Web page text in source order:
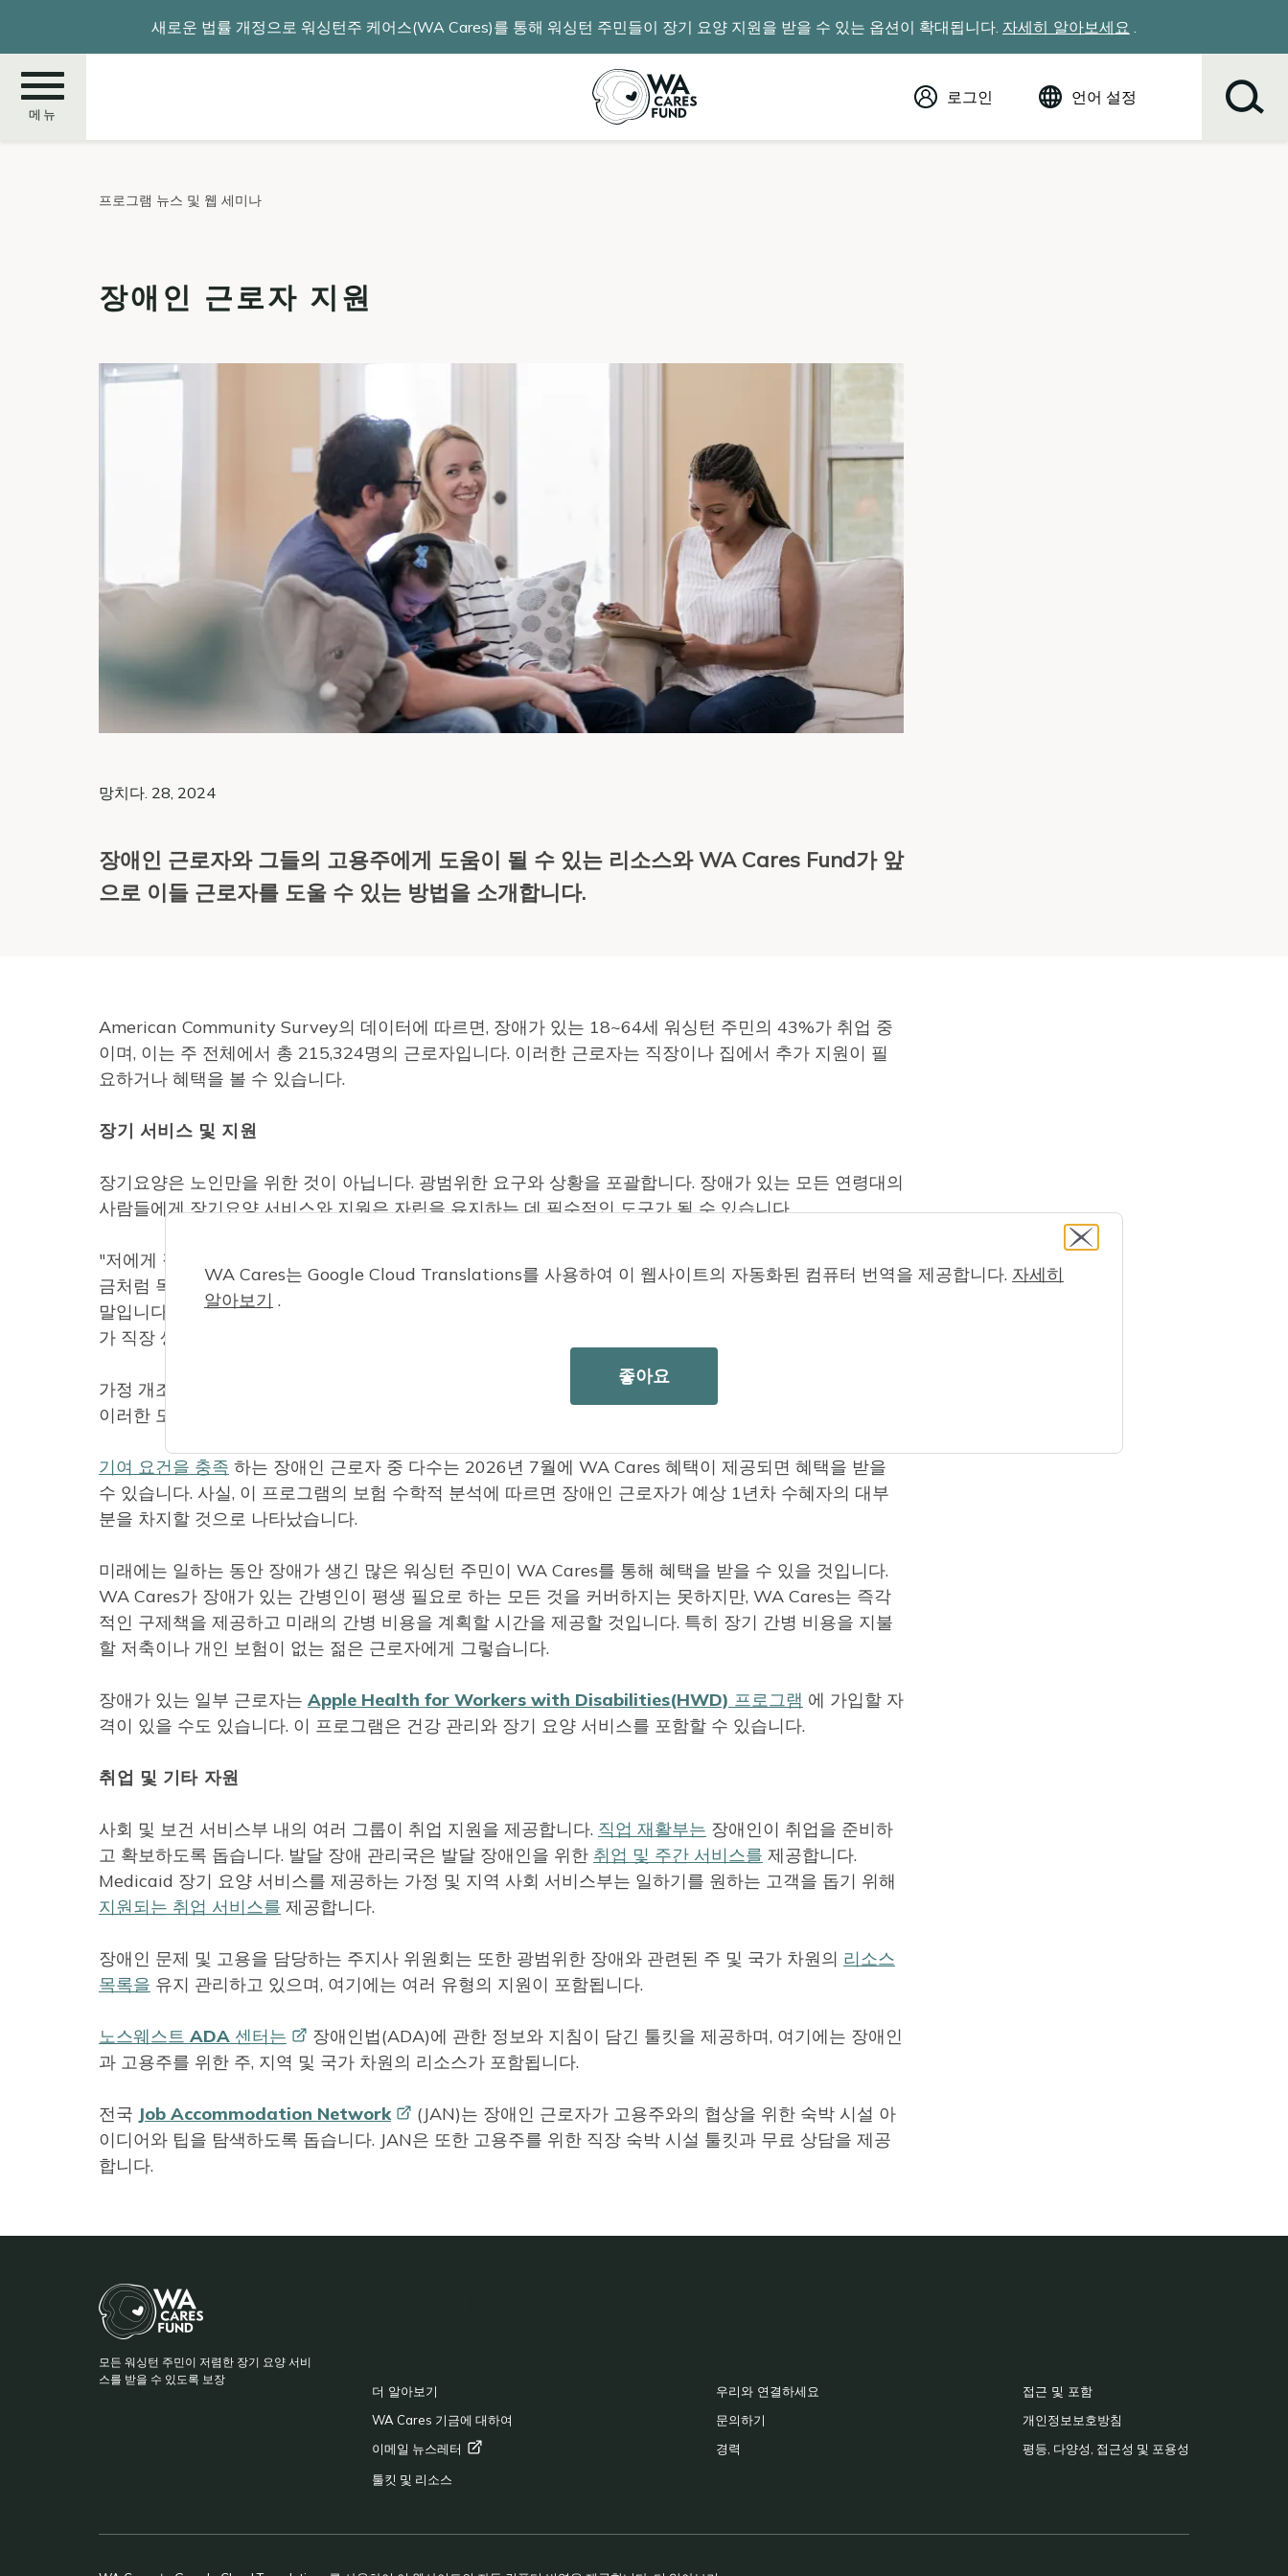
콘
새로운 법률 개정으로 워싱턴주 케어스(WA Cares)를 통해 워싱턴 주민들이 장기 요양 지원을 받을 수 있는 옵션이 확대됩니다. 자세히 알아보세요 .
메뉴
로그인 언어 설정
프로그램 뉴스 및 웹 세미나
장애인 근로자 지원
망치다. 28, 2024
장애인 근로자와 그들의 고용주에게 도움이 될 수 있는 리소스와 WA Cares Fund가 앞
으로 이들 근로자를 도울 수 있는 방법을 소개합니다.
American Community Survey의 데이터에 따르면, 장애가 있는 18~64세 워싱턴 주민의 43%가 취업 중
이며, 이는 주 전체에서 총 215,324명의 근로자입니다. 이러한 근로자는 직장이나 집에서 추가 지원이 필
요하거나 혜택을 볼 수 있습니다.
장기 서비스 및 지원
장기요양은 노인만을 위한 것이 아닙니다. 광범위한 요구와 상황을 포괄합니다. 장애가 있는 모든 연령대의
사람들에게 장기요양 서비스와 지원은 자립을 유지하는 데 필수적인 도구가 될 수 있습니다.
"저에게 장기 요양은 제가 독립적으로 지낼 수 있도록 해주는 추가 지원입니다. 사실, 간병인이 없었다면 지
금처럼 독립적으로 지낼 수 없었을 것 같아요." 척수 손상 후 장애가 된 키티타스 카운티 거주자소이어의
말입니다. 소이어는 샤워, 옷 입기, 약물 관리와 같은 일을 위해 매일 몇 시간씩 간병을 받습니다. 이는 그녀
가 직장 생활을 유지하는 데 도움이 되는 도움입니다.
가정 개조, 운송 및 적응 장비와 같은 다른 지원도 장애가 있는 근로자에게 큰 변화를 가져올 수 있습니다.
이러한 모든
기여 요건을 충족 하는 장애인 근로자 중 다수는 2026년 7월에 WA Cares 혜택이 제공되면 혜택을 받을
수 있습니다. 사실, 이 프로그램의 보험 수학적 분석에 따르면 장애인 근로자가 예상 1년차 수혜자의 대부
분을 차지할 것으로 나타났습니다.
미래에는 일하는 동안 장애가 생긴 많은 워싱턴 주민이 WA Cares를 통해 혜택을 받을 수 있을 것입니다.
WA Cares가 장애가 있는 간병인이 평생 필요로 하는 모든 것을 커버하지는 못하지만, WA Cares는 즉각
적인 구제책을 제공하고 미래의 간병 비용을 계획할 시간을 제공할 것입니다. 특히 장기 간병 비용을 지불
할 저축이나 개인 보험이 없는 젊은 근로자에게 그렇습니다.
장애가 있는 일부 근로자는 Apple Health for Workers with Disabilities(HWD) 프로그램 에 가입할 자
격이 있을 수도 있습니다. 이 프로그램은 건강 관리와 장기 요양 서비스를 포함할 수 있습니다.
취업 및 기타 자원
사회 및 보건 서비스부 내의 여러 그룹이 취업 지원을 제공합니다. 직업 재활부는 장애인이 취업을 준비하
고 확보하도록 돕습니다. 발달 장애 관리국은 발달 장애인을 위한 취업 및 주간 서비스를 제공합니다.
Medicaid 장기 요양 서비스를 제공하는 가정 및 지역 사회 서비스부는 일하기를 원하는 고객을 돕기 위해
지원되는 취업 서비스를 제공합니다.
장애인 문제 및 고용을 담당하는 주지사 위원회는 또한 광범위한 장애와 관련된 주 및 국가 차원의 리소스
목록을 유지 관리하고 있으며, 여기에는 여러 유형의 지원이 포함됩니다.
노스웨스트 ADA 센터는
장애인법(ADA)에 관한 정보와 지침이 담긴 툴킷을 제공하며, 여기에는 장애인
과 고용주를 위한 주, 지역 및 국가 차원의 리소스가 포함됩니다.
전국 Job Accommodation Network
(JAN)는 장애인 근로자가 고용주와의 협상을 위한 숙박 시설 아
이디어와 팁을 탐색하도록 돕습니다. JAN은 또한 고용주를 위한 직장 숙박 시설 툴킷과 무료 상담을 제공
합니다.
모든 워싱턴 주민이 저렴한 장기 요양 서비
스를 받을 수 있도록 보장
FOOTER
더 알아보기
WA Cares 기금에 대하여
이메일 뉴스레터
툴킷 및 리소스
우리와 연결하세요
문의하기
경력
접근 및 포함
개인정보보호방침
평등, 다양성, 접근성 및 포용성
WA Cares는 Google Cloud Translations를 사용하여 이 웹사이트의 자동화된 컴퓨터 번역을 제공합니다. 자세히
알아보기 .
좋아요